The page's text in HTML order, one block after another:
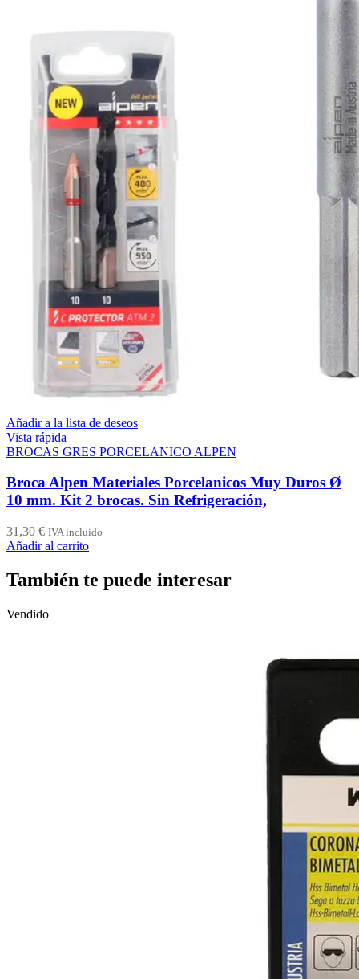
Añadir a la lista de deseos
Vista rápida
BROCAS GRES PORCELANICO ALPEN
Broca Alpen Materiales Porcelanicos Muy Duros Ø
10 mm. Kit 2 brocas. Sin Refrigeración,
31,30 € IVA incluido
Añadir al carrito
También te puede interesar
Vendido